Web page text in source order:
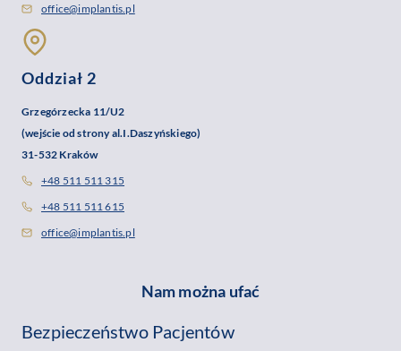
office@implantis.pl
Oddział 2
Grzegórzecka 11/U2
(wejście od strony al.I.Daszyńskiego)
31-532 Kraków
+48 511 511 315
+48 511 511 615
office@implantis.pl
Nam można ufać
Bezpieczeństwo Pacjentów